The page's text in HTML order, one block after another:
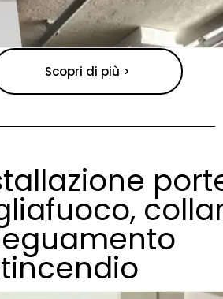
Scopri di più >